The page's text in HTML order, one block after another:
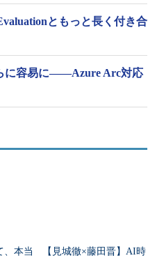
ともっと長く付き合
に容易に――Azure Arc対応
、本当
【見城徹×藤田晋】AI時